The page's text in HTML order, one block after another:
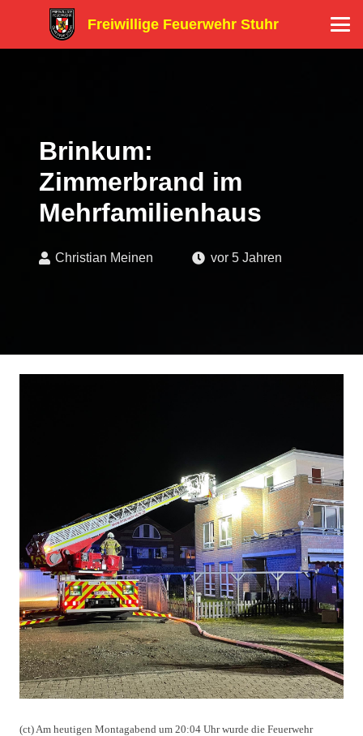
Freiwillige Feuerwehr Stuhr
Brinkum:
Zimmerbrand im
Mehrfamilienhaus
Christian Meinen vor 5 Jahren
(ct) Am heutigen Montagabend um 20:04 Uhr wurde die Feuerwehr